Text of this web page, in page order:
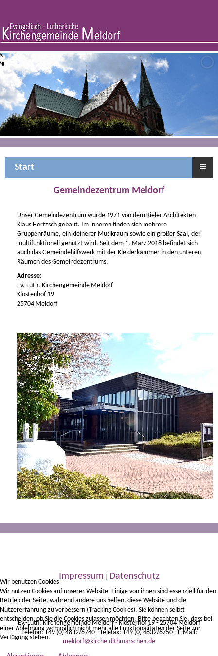
Start ≡
Gemeindezentrum Meldorf
Unser Gemeindezentrum wurde 1971 von dem Kieler Architekten
Klaus Hertzsch gebaut. Im Inneren finden sich mehrere
Gruppenräume, ein kleinerer Musikraum sowie ein großer Saal, der
multifunktionell genutzt wird. Seit dem 1. März 2018 befindet sich
auch das Gemeindehilfswerk mit der Kleiderkammer in den unteren
Räumen des Gemeindezentrums.
Adresse:
Ev.-Luth. Kirchengemeinde Meldorf
Klostenhof 19
25704 Meldorf
Impressum Datenschutz
Ev.-Luth. Kirchengemeinde Meldorf - Klosterhof 19 - 25704 Meldorf
Telefon: +49 (0) 4832/6740 - Telefax: +49 (0) 4832/6750 - E-Mail:
meldorf@kirche-dithmarschen.de
Wir benutzen Cookies
Wir nutzen Cookies auf unserer Website. Einige von ihnen sind essenziell für den
Betrieb der Seite, während andere uns helfen, diese Website und die
Nutzererfahrung zu verbessern (Tracking Cookies). Sie können selbst
entscheiden, ob Sie die Cookies zulassen möchten. Bitte beachten Sie, dass bei
einer Ablehnung womöglich nicht mehr alle Funktionalitäten der Seite zur
Verfügung stehen.